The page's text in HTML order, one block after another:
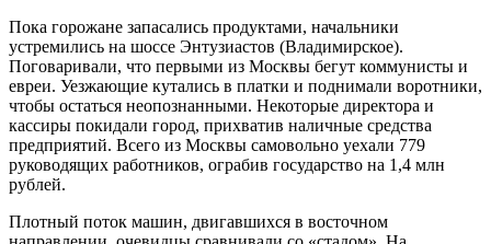
Пока горожане запасались продуктами, начальники
устремились на шоссе Энтузиастов (Владимирское).
Поговаривали, что первыми из Москвы бегут коммунисты и
евреи. Уезжающие кутались в платки и поднимали воротники,
чтобы остаться неопознанными. Некоторые директора и
кассиры покидали город, прихватив наличные средства
предприятий. Всего из Москвы самовольно уехали 779
руководящих работников, ограбив государство на 1,4 млн
рублей.
Плотный поток машин, двигавшихся в восточном